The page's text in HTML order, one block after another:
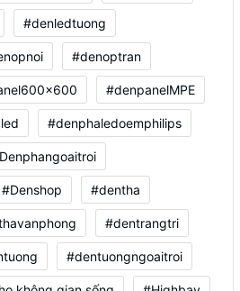
#denledtuong
#denoptran
#denpanelMPE
#denphaledoemphilips
#Denshop #dentha
#dentrangtri
#dentuongngoaitroi